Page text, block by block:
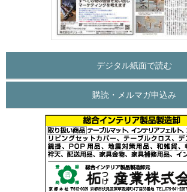
デジタル紙面で読む
購読・メルマガ申込み